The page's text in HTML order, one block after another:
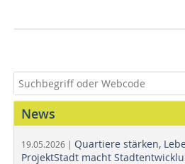
News
19.05.2026 | Quartiere stärken,
ProjektStadt macht